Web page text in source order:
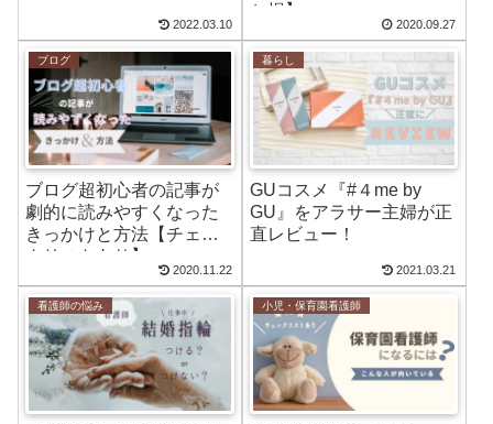
2022.03.10
と損】
2020.09.27
ブログ
ブログ超初心者の記事が
劇的に読みやすくなった
きっかけと方法【チェッ
クリストあり】
2020.11.22
暮らし
GUコスメ『#４me by
GU』をアラサー主婦が正
直レビュー！
2021.03.21
看護師の悩み 小児・保育園看護師